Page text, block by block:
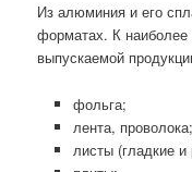
Из алюминия и его
форматах. К наиболее
выпускаемой
фольга;
лента, проволока;
листы (гладкие